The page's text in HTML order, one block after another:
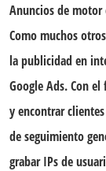
Anuncios de motor
Como muchos
la publicidad en
Google Ads. Con
y encontrar
de seguimiento
grabar IPs de